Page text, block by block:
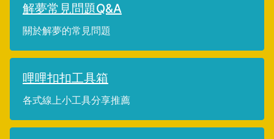
解夢常見問題Q&A
關於解夢的常見問題
哩哩扣扣工具箱
各式線上小工具分享推薦